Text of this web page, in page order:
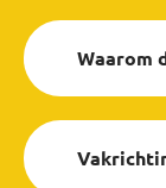
Waarom